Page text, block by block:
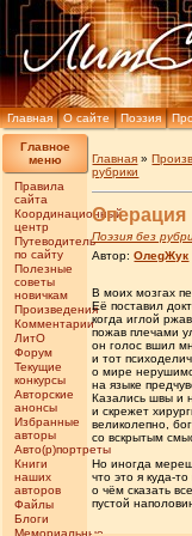
Главная О сайте Поэзия
Главное
меню
Правила
сайта
Координационный
центр
Путеводитель
по сайту
Полезные
советы
новичкам
Произведения
Комментарии
ЛитО
Форум
Текущие
конкурсы
Авторские
анонсы
Избранные
авторы
Авто(р)портреты
Книги
наших
авторов
Файлы
Блоги
Мемориальные
Главная »
рубрики
Операция
Поэзия без
Автор:ОлеgЖук
В моих мозгах
Её поставил
когда иглой
пожав плечами
он голос вшил
и тот
о мире
на языке
Казались швы и
и скрежет
великолепно,
со вскрытым
Но иногда
что это я куда-то
о чём сказать
пустой